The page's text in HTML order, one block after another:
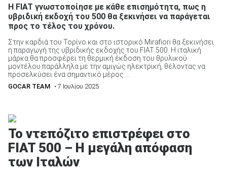
ΑΝΑΖΗΤΗΣΗ
Η FIAT γνωστοποίησε με κάθε επισημότητα, πως η
υβριδική εκδοχή του 500 θα ξεκινήσει να παράγεται
προς το τέλος του χρόνου.
Στην καρδιά του Τορίνο και στο ιστορικό Mirafiori θα ξεκινήσει
η παραγωγή της υβριδικής εκδοχής του FIAT 500. Η ιταλική
μάρκα θα προσφέρει τη θερμική έκδοση του θρυλικού
μοντέλου παράλληλα με την αμιγώς ηλεκτρική, θέλοντας να
προσελκύσει ένα σημαντικό μέρος ...
GOCAR TEAM • 7 Ιουλίου 2025
Το ντεπόζιτο επιστρέφει στο
FIAT 500 – Η μεγάλη απόφαση
των Ιταλών